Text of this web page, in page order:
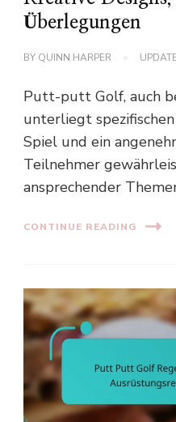
Überlegungen
BY QUINN HARPER
Putt-putt Golf, auch
unterliegt
Spiel und ein
Teilnehmer
ansprechender
CONTINUE READING